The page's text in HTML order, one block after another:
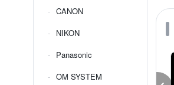
CANON
NIKON
Panasonic
OM SYSTEM